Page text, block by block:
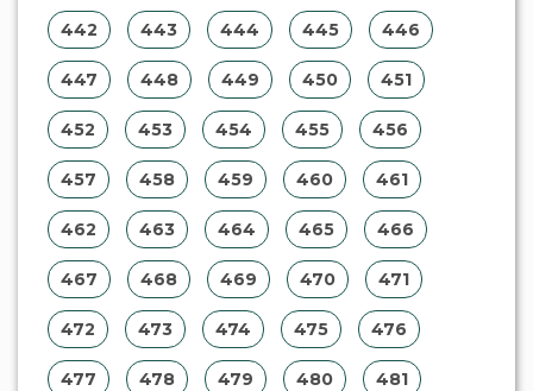
442 443 444 445 446
447 448 449 450 451
452 453 454 455 456
457 458 459 460 461
462 463 464 465 466
467 468 469 470 471
472 473 474 475 476
477 478 479 480 481